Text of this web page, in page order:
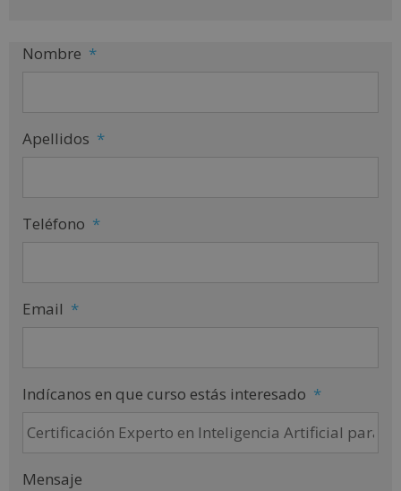
Nombre *
Apellidos *
Teléfono *
Email *
Indícanos en que curso estás interesado *
Mensaje